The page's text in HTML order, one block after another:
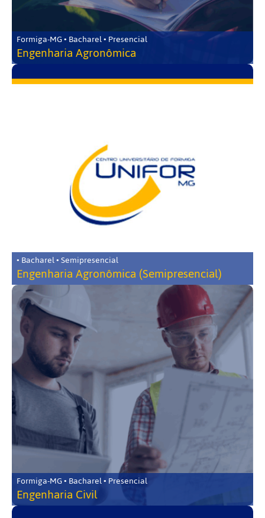
Formiga-MG • Bacharel • Presencial
Engenharia Agronômica
• Bacharel • Semipresencial
Engenharia Agronômica (Semipresencial)
Formiga-MG • Bacharel • Presencial
Engenharia Civil